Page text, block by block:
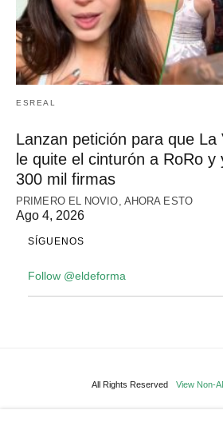
ESREAL
Lanzan petición para que La
le quite el cinturón a RoRo y
300 mil firmas
PRIMERO EL NOVIO, AHORA ESTO
Ago 4, 2026
SÍGUENOS
Follow @eldeforma
All Rights Reserved View Non-